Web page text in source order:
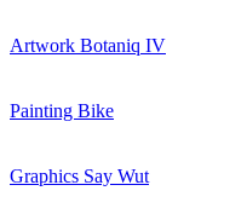
Artwork Botaniq IV
Painting Bike
Graphics Say Wut